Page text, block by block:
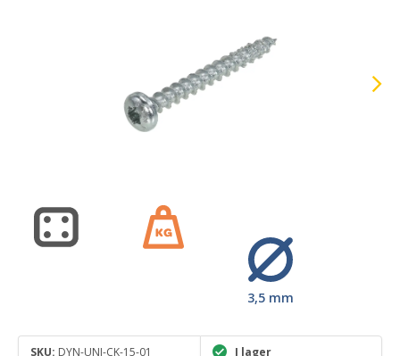
3,5 mm
SKU: DYN-UNI-CK-15-01 I lager